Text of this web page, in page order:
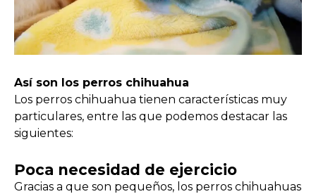
Así son los perros chihuahua
Los perros chihuahua tienen características muy
particulares, entre las que podemos destacar las
siguientes:
Poca necesidad de ejercicio
Gracias a que son pequeños, los perros chihuahuas